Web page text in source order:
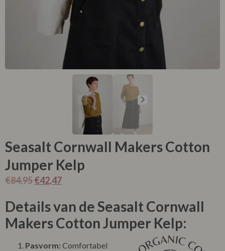
Seasalt Cornwall Makers Cotton
Jumper Kelp
€84,95€42,47
Details van de Seasalt Cornwall
Makers Cotton Jumper Kelp:
Pasvorm: Comfortabel